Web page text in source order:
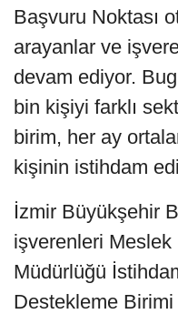
Başvuru Noktası
arayanlar ve
devam ediyor.
bin kişiyi farklı
birim, her ay
kişinin istihdam
İzmir Büyükşehir
işverenleri Meslek
Müdürlüğü
Destekleme Birimi